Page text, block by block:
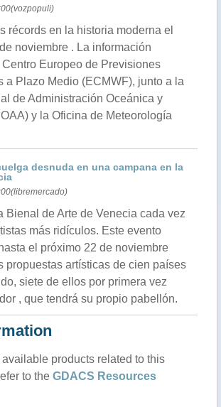
récords en la historia moderna el
noviembre . La información
Europeo de Previsiones
a Plazo Medio (ECMWF), junto a la
de Administración Oceánica y
y la Oficina de Meteorología
desnuda en una campana en la
Bienal de Arte de Venecia cada vez
más ridículos. Este evento
el próximo 22 de noviembre
propuestas artísticas de cien países
siete de ellos por primera vez
, que tendrá su propio pabellón.
desnuda en una campana en la
Bienal de Arte de Venecia cada vez
más ridículos. Este evento
available products related to this
to the GDACS Resources